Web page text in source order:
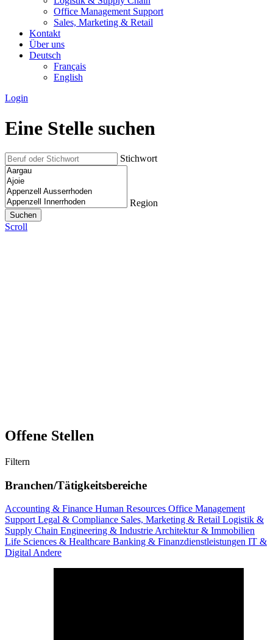
Office Management Support
Sales, Marketing & Retail
Kontakt
Über uns
Deutsch
Français
English
Login
Eine Stelle suchen
Stichwort
Region
Scroll
Offene Stellen
Filtern
Branchen/Tätigkeitsbereiche
Accounting & Finance Human Resources Office Management
SupportLegal & Compliance Sales, Marketing & Retail Logistik &
Supply Chain Engineering & IndustrieArchitektur & Immobilien
Life Sciences & Healthcare Banking & Finanzdienstleistungen IT &
DigitalAndere